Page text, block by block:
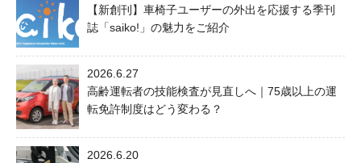
【新創刊】車椅子ユーザーの外出を応援する季刊
誌「saiko!」の魅力をご紹介
2026.6.27
高齢運転者の技能検査が見直しへ｜75歳以上の運
転免許制度はどう変わる？
2026.6.20